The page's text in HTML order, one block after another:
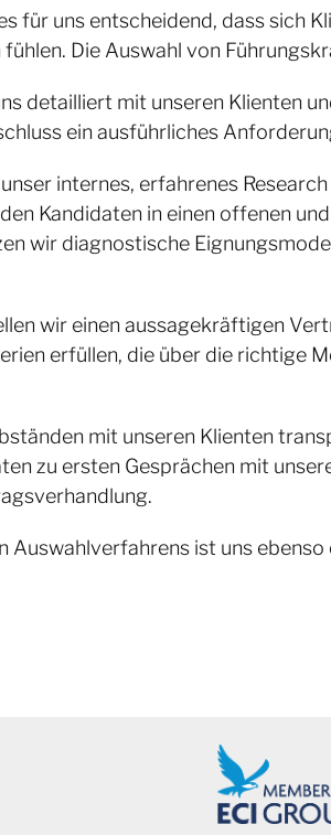
für uns entscheidend, dass sich
Die Auswahl von
detailliert mit unseren Klienten
ein ausführliches
internes, erfahrenes
Kandidaten in einen offenen
wir diagnostische
wir einen aussagekräftigen
erfüllen, die über die richtige
mit unseren Klienten
zu ersten Gesprächen mit
ist uns